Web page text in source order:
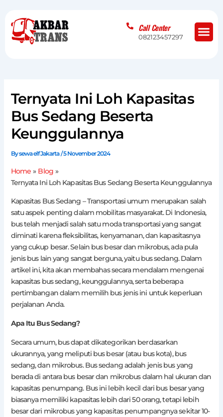
content
Call Center
082123457297
Ternyata Ini Loh Kapasitas
Bus Sedang Beserta
Keunggulannya
Bysewa elf Jakarta/5 November 2024
Home
Blog
Ternyata Ini Loh Kapasitas Bus Sedang Beserta Keunggulannya
Kapasitas Bus Sedang – Transportasi umum merupakan salah
satu aspek penting dalam mobilitas masyarakat. Di Indonesia,
bus telah menjadi salah satu moda transportasi yang sangat
diminati karena fleksibilitas, kenyamanan, dan kapasitasnya
yang cukup besar. Selain bus besar dan mikrobus, ada pula
jenis bus lain yang sangat berguna, yaitu bus sedang. Dalam
artikel ini, kita akan membahas secara mendalam mengenai
kapasitas bus sedang, keunggulannya, serta beberapa
pertimbangan dalam memilih bus jenis ini untuk keperluan
perjalanan Anda.
Apa Itu Bus Sedang?
Secara umum, bus dapat dikategorikan berdasarkan
ukurannya, yang meliputi bus besar (atau bus kota), bus
sedang, dan mikrobus. Bus sedang adalah jenis bus yang
berada di antara bus besar dan mikrobus dalam hal ukuran dan
kapasitas penumpang. Bus ini lebih kecil dari bus besar yang
biasanya memiliki kapasitas lebih dari 50 orang, tetapi lebih
besar dari mikrobus yang kapasitas penumpangnya sekitar 10-